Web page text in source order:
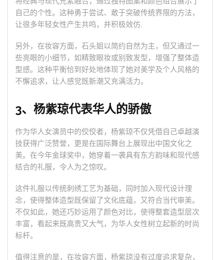
自己的个性。这种勇于尝试、敢于突破传统界限的方法，
让很多年轻女性产生共鸣，并积极效仿.
另外，在妆容方面，石头姐以简约自然为主，但又通过一
些亮眼的小细节，如精致眼妆或别致发型，增强了整体造
型感。这种平衡恰到好处地体现了她对美学及个人风格的
不懈追求，让人感觉既新潮又充满活力。
3、杨紫琼代表华人的骄傲
作为华人女演员中的佼佼者，杨紫琼不仅凭借自己卓越演
技获得广泛赞誉，更是在国际舞台上展现出中国文化之
美。在今年金球奖中，她穿着一袭具有东方韵味和现代感
结合的礼服，令人为之惊叹。
这件礼服以传统刺绣工艺为基础，同时加入现代设计理
念，使得整体造型既保留了文化底蕴，又符合当代审美。
不仅如此，她还巧妙运用了颜色对比，使得整套造型层次
丰富，看起来既高贵又大气，为华人女性树立起新的时尚
标杆。
值得注意的是，在妆容方面，杨紫琼没有过度追求复杂，